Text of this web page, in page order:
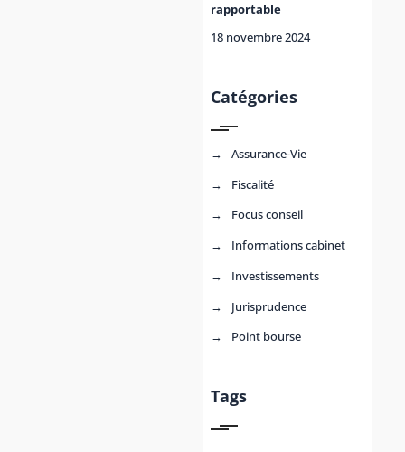
rapportable
18 novembre 2024
Catégories
Assurance-Vie
Fiscalité
Focus conseil
Informations cabinet
Investissements
Jurisprudence
Point bourse
Tags